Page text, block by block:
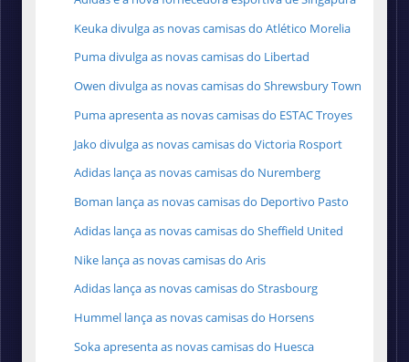
Keuka divulga as novas camisas do Atlético Morelia
Puma divulga as novas camisas do Libertad
Owen divulga as novas camisas do Shrewsbury Town
Puma apresenta as novas camisas do ESTAC Troyes
Jako divulga as novas camisas do Victoria Rosport
Adidas lança as novas camisas do Nuremberg
Boman lança as novas camisas do Deportivo Pasto
Adidas lança as novas camisas do Sheffield United
Nike lança as novas camisas do Aris
Adidas lança as novas camisas do Strasbourg
Hummel lança as novas camisas do Horsens
Soka apresenta as novas camisas do Huesca